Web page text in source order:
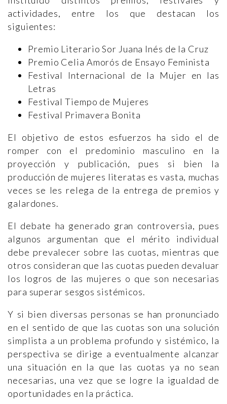
actividades, entre los que destacan los
siguientes:
Premio Literario Sor Juana Inés de la Cruz
Premio Celia Amorós de Ensayo Feminista
Festival Internacional de la Mujer en las
Letras
Festival Tiempo de Mujeres
Festival Primavera Bonita
El objetivo de estos esfuerzos ha sido el de
romper con el predominio masculino en la
proyección y publicación, pues si bien la
producción de mujeres literatas es vasta, muchas
veces se les relega de la entrega de premios y
galardones.
El debate ha generado gran controversia, pues
algunos argumentan que el mérito individual
debe prevalecer sobre las cuotas, mientras que
otros consideran que las cuotas pueden devaluar
los logros de las mujeres o que son necesarias
para superar sesgos sistémicos.
Y si bien diversas personas se han pronunciado
en el sentido de que las cuotas son una solución
simplista a un problema profundo y sistémico, la
perspectiva se dirige a eventualmente alcanzar
una situación en la que las cuotas ya no sean
necesarias, una vez que se logre la igualdad de
oportunidades en la práctica.